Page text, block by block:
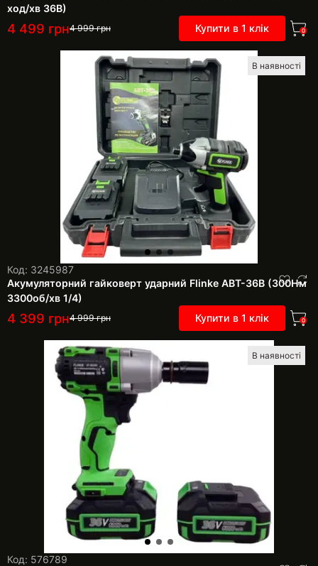
ход/хв 36В)
4 499 грн4 999грн Купити в 1 клік 0
В наявності
Код: 3245987
Акумуляторний гайковерт ударний Flinke АВТ-36В (300Нм
3300об/хв 1/4)
4 399 грн4 999грн Купити в 1 клік 0
В наявності
Код: 576789